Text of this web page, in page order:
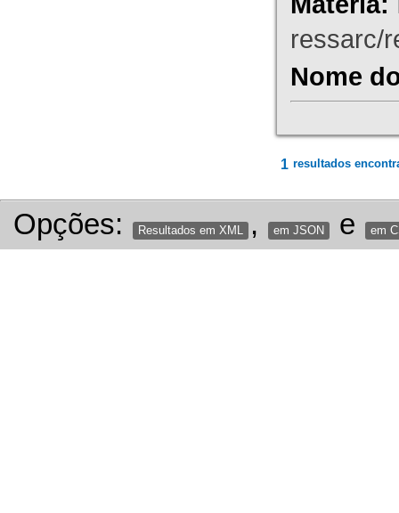
ressarc/
Nome
1 resultados
Opções: Resultados em XML , em JSON e em